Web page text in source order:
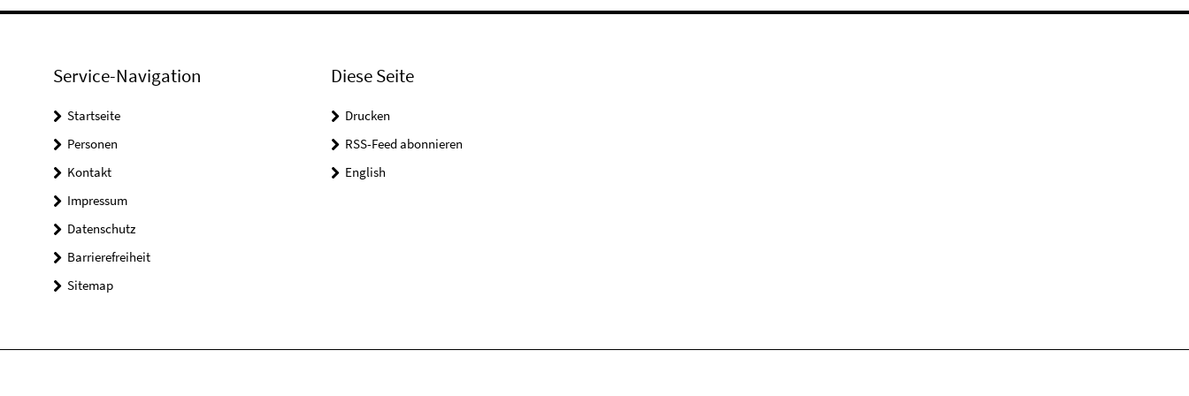
Service-Navigation
Startseite
Personen
Kontakt
Impressum
Datenschutz
Barrierefreiheit
Sitemap
Diese Seite
Drucken
RSS-Feed abonnieren
English